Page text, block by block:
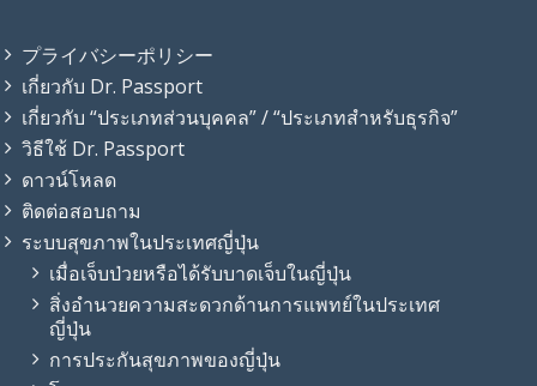
プライバシーポリシー
เกี่ยวกับ Dr. Passport
เกี่ยวกับ “ประเภทส่วนบุคคล” / “ประเภทสำหรับธุรกิจ”
วิธีใช้ Dr. Passport
ดาวน์โหลด
ติดต่อสอบถาม
ระบบสุขภาพในประเทศญี่ปุ่น
เมื่อเจ็บป่วยหรือได้รับบาดเจ็บในญี่ปุ่น
สิ่งอำนวยความสะดวกด้านการแพทย์ในประเทศ
ญี่ปุ่น
การประกันสุขภาพของญี่ปุ่น